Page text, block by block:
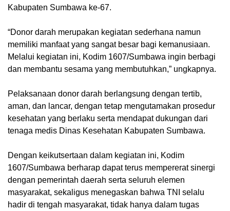
Kabupaten Sumbawa ke-67.
‎“Donor darah merupakan kegiatan sederhana namun
memiliki manfaat yang sangat besar bagi kemanusiaan.
Melalui kegiatan ini, Kodim 1607/Sumbawa ingin berbagi
dan membantu sesama yang membutuhkan,” ungkapnya.
‎Pelaksanaan donor darah berlangsung dengan tertib,
aman, dan lancar, dengan tetap mengutamakan prosedur
kesehatan yang berlaku serta mendapat dukungan dari
tenaga medis Dinas Kesehatan Kabupaten Sumbawa.
‎Dengan keikutsertaan dalam kegiatan ini, Kodim
1607/Sumbawa berharap dapat terus mempererat sinergi
dengan pemerintah daerah serta seluruh elemen
masyarakat, sekaligus menegaskan bahwa TNI selalu
hadir di tengah masyarakat, tidak hanya dalam tugas